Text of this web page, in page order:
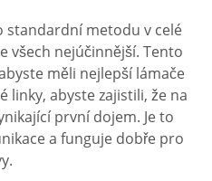
standardní metodu v celé
všech nejúčinnější. Tento
měli nejlepší lámače
linky, abyste zajistili, že na
první dojem. Je to
a funguje dobře pro